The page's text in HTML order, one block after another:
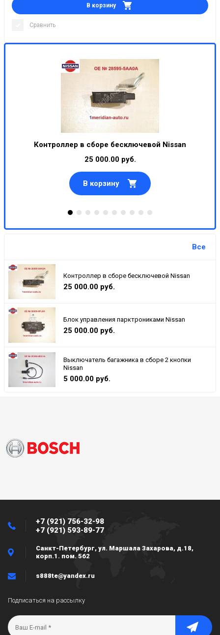
Контроллер в сборе бесключевой Nissan
25 000.00 руб.
В корзину
Все
Контроллер в сборе бесключевой Nissan
25 000.00 руб.
Блок управления парктрониками Nissan
25 000.00 руб.
Выключатель багажника в сборе 2 кнопки
Nissan
5 000.00 руб.
В корзину
Сравнить
+7 (921) 756-32-98
+7 (921) 593-89-77
Санкт-Петербург, ул. Маршала Захарова, д.18,
корп.1. пом. 562
s888te@yandex.ru
Подписаться на рассылку